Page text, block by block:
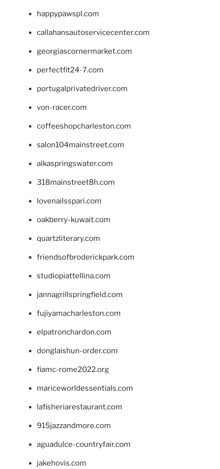
happypawspl.com
callahansautoservicecenter.com
georgiascornermarket.com
perfectfit24-7.com
portugalprivatedriver.com
von-racer.com
coffeeshopcharleston.com
salon104mainstreet.com
alkaspringswater.com
318mainstreet8h.com
lovenailsspari.com
oakberry-kuwait.com
quartzliterary.com
friendsofbroderickpark.com
studiopiattellina.com
jannagrillspringfield.com
fujiyamacharleston.com
elpatronchardon.com
donglaishun-order.com
fiamc-rome2022.org
mariceworldessentials.com
lafisheriarestaurant.com
915jazzandmore.com
aguadulce-countryfair.com
jakehovis.com